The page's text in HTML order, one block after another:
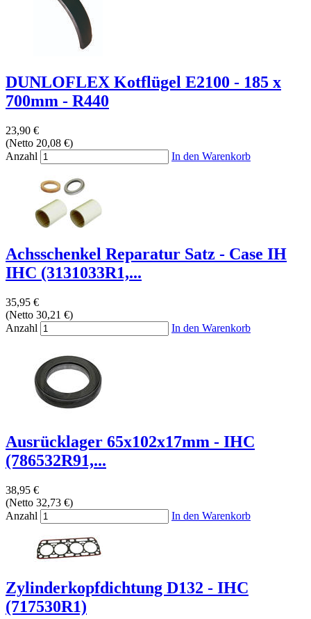
DUNLOFLEX Kotflügel E2100 - 185 x
700mm - R440
23,90 €
(Netto 20,08 €)
Anzahl
In den Warenkorb
Achsschenkel Reparatur Satz - Case IH
IHC (3131033R1,...
35,95 €
(Netto 30,21 €)
Anzahl
In den Warenkorb
Ausrücklager 65x102x17mm - IHC
(786532R91,...
38,95 €
(Netto 32,73 €)
Anzahl
In den Warenkorb
Zylinderkopfdichtung D132 - IHC
(717530R1)